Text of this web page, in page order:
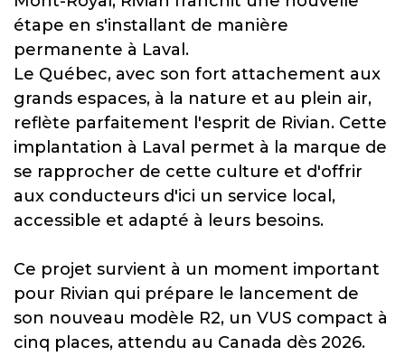
étape en s'installant de manière
permanente à Laval.
Le Québec, avec son fort attachement aux
grands espaces, à la nature et au plein air,
reflète parfaitement l'esprit de Rivian. Cette
implantation à Laval permet à la marque de
se rapprocher de cette culture et d'offrir
aux conducteurs d'ici un service local,
accessible et adapté à leurs besoins.
Ce projet survient à un moment important
pour Rivian qui prépare le lancement de
son nouveau modèle R2, un VUS compact à
cinq places, attendu au Canada dès 2026.